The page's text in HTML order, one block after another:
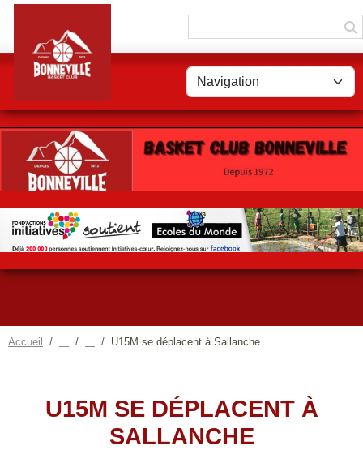
Accueil U15M se déplacent à Sallanche
U15M SE DÉPLACENT À
SALLANCHE